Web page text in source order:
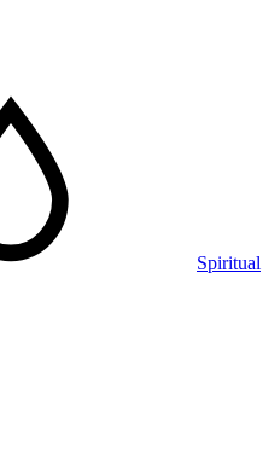
Spiritual